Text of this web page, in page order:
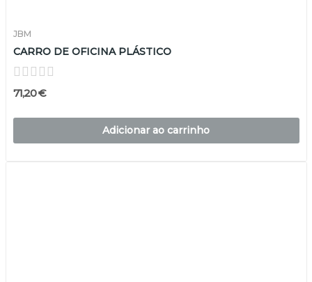
JBM
CARRO DE OFICINA PLÁSTICO
71,20 €
Adicionar ao carrinho